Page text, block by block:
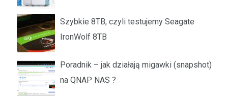
Szybkie 8TB, czyli testujemy Seagate
IronWolf 8TB
Poradnik – jak działają migawki (snapshot)
na QNAP NAS ?